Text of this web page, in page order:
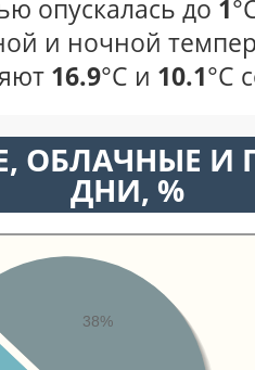
опускалась до 1
и ночной
16.9°С и 10.1°С
ОБЛАЧНЫЕ И
ДНИ, %
38%